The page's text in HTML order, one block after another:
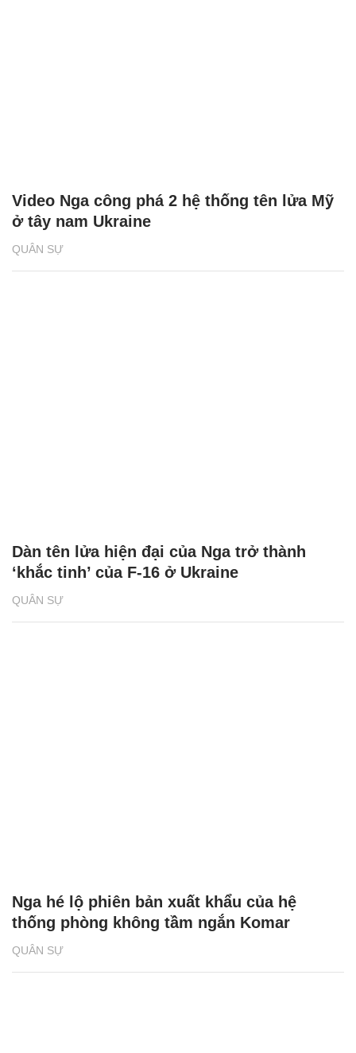
QUÂN SỰ
Video Nga công phá 2 hệ thống tên lửa Mỹ
ở tây nam Ukraine
QUÂN SỰ
Dàn tên lửa hiện đại của Nga trở thành
‘khắc tinh’ của F-16 ở Ukraine
QUÂN SỰ
Nga hé lộ phiên bản xuất khẩu của hệ
thống phòng không tầm ngắn Komar